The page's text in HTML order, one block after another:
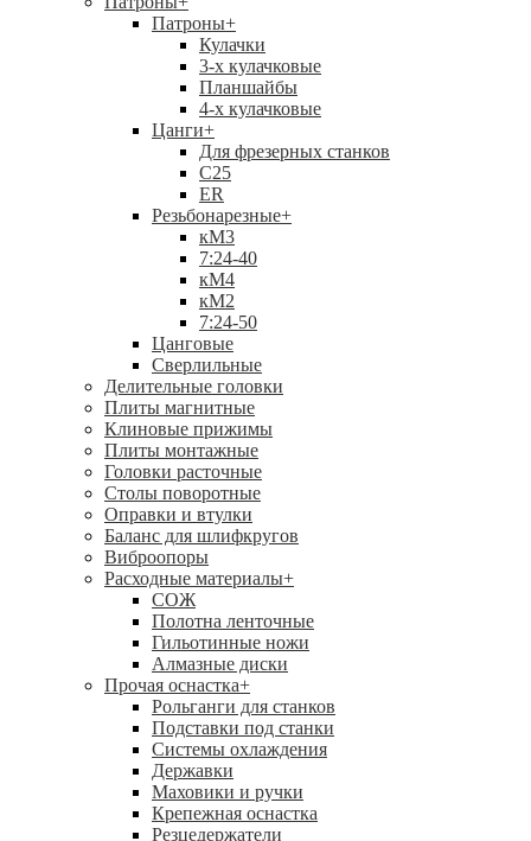
Патроны+
Кулачки
3-х кулачковые
Планшайбы
4-х кулачковые
Цанги+
Для фрезерных станков
С25
ER
Резьбонарезные+
кМ3
7:24-40
кМ4
кМ2
7:24-50
Цанговые
Сверлильные
Делительные головки
Плиты магнитные
Клиновые прижимы
Плиты монтажные
Головки расточные
Столы поворотные
Оправки и втулки
Баланс для шлифкругов
Виброопоры
Расходные материалы+
СОЖ
Полотна ленточные
Гильотинные ножи
Алмазные диски
Прочая оснастка+
Рольганги для станков
Подставки под станки
Системы охлаждения
Державки
Маховики и ручки
Крепежная оснастка
Резцедержатели